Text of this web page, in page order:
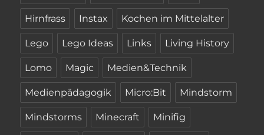
Hirnfrass Instax Kochen im Mittelalter
Lego Lego Ideas Links Living History
Lomo Magic Medien&Technik
Medienpädagogik Micro:Bit Mindstorm
Mindstorms Minecraft Minifig